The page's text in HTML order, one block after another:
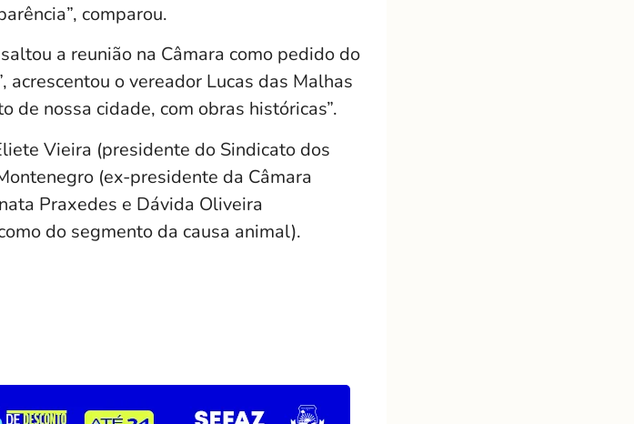
comparou.
a reunião na Câmara como pedido do
o vereador Lucas das Malhas
de nossa cidade, com obras históricas”.
Vieira (presidente do Sindicato dos
(ex-presidente da Câmara
Praxedes e Dávida Oliveira
do segmento da causa animal).